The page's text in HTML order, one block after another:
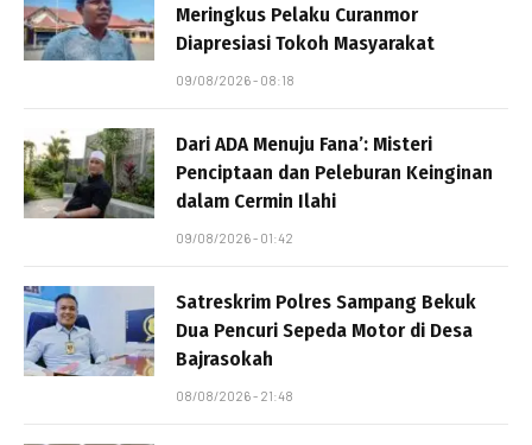
Meringkus Pelaku Curanmor
Diapresiasi Tokoh Masyarakat
09/08/2026 - 08:18
Dari ADA Menuju Fana’: Misteri
Penciptaan dan Peleburan Keinginan
dalam Cermin Ilahi
09/08/2026 - 01:42
Satreskrim Polres Sampang Bekuk
Dua Pencuri Sepeda Motor di Desa
Bajrasokah
08/08/2026 - 21:48